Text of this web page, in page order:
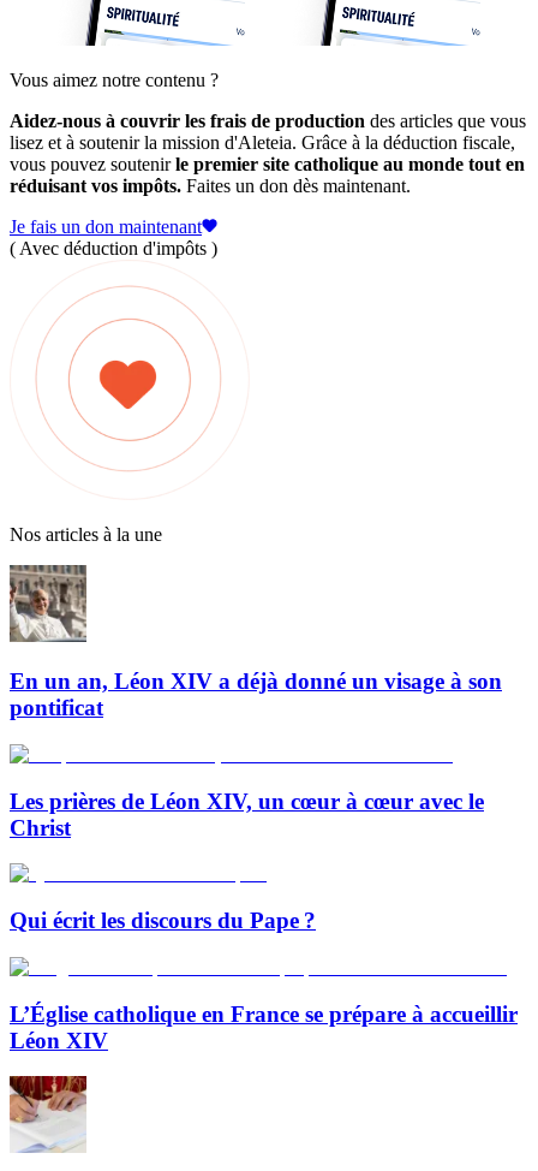
Vous aimez notre contenu ?
Aidez-nous à couvrir les frais de production des articles que vous
lisez et à soutenir la mission d'Aleteia. Grâce à la déduction fiscale,
vous pouvez soutenirle premier site catholique au monde tout en
réduisant vos impôts. Faites un don dès maintenant.
Je fais un don maintenant
( Avec déduction d'impôts )
Nos articles à la une
En un an, Léon XIV a déjà donné un visage à son
pontificat
Les prières de Léon XIV, un cœur à cœur avec le
Christ
Qui écrit les discours du Pape ?
L’Église catholique en France se prépare à accueillir
Léon XIV